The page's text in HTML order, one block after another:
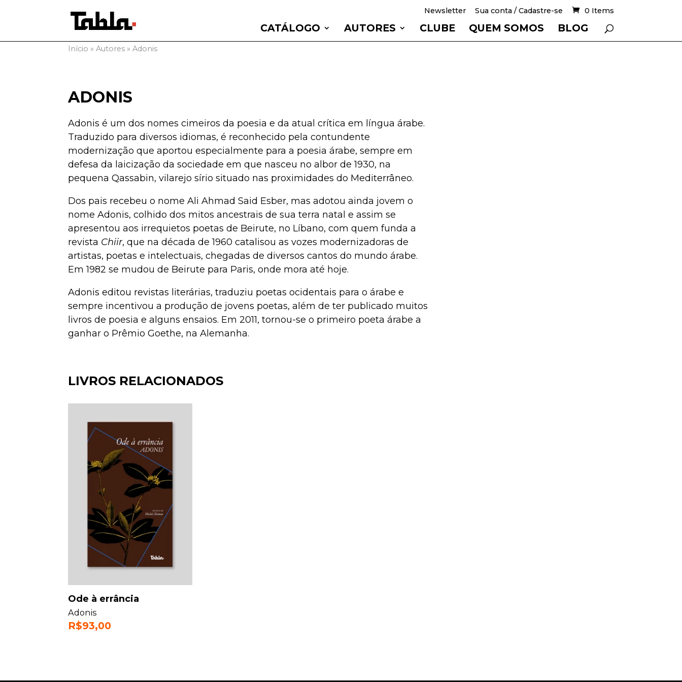
Newsletter Sua conta / Cadastre-se 0 Items
CATÁLOGO AUTORES CLUBE QUEM SOMOS BLOG
Início »Autores »Adonis
ADONIS
Adonis é um dos nomes cimeiros da poesia e da atual crítica em língua árabe.
Traduzido para diversos idiomas, é reconhecido pela contundente
modernização que aportou especialmente para a poesia árabe, sempre em
defesa da laicização da sociedade em que nasceu no albor de 1930, na
pequena Qassabin, vilarejo sírio situado nas proximidades do Mediterrâneo.
Dos pais recebeu o nome Ali Ahmad Said Esber, mas adotou ainda jovem o
nome Adonis, colhido dos mitos ancestrais de sua terra natal e assim se
apresentou aos irrequietos poetas de Beirute, no Líbano, com quem funda a
revista Chiir, que na década de 1960 catalisou as vozes modernizadoras de
artistas, poetas e intelectuais, chegadas de diversos cantos do mundo árabe.
Em 1982 se mudou de Beirute para Paris, onde mora até hoje.
Adonis editou revistas literárias, traduziu poetas ocidentais para o árabe e
sempre incentivou a produção de jovens poetas, além de ter publicado muitos
livros de poesia e alguns ensaios. Em 2011, tornou-se o primeiro poeta árabe a
ganhar o Prêmio Goethe, na Alemanha.
LIVROS RELACIONADOS
Ode à errância
Adonis
R$93,00